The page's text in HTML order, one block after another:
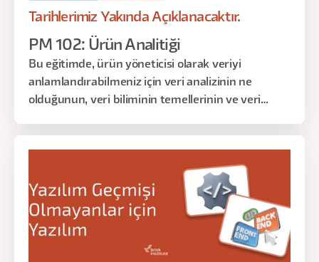
Tarihlerimiz Yakında Açıklanacaktır.
PM 102: Ürün Analitiği
Bu eğitimde, ürün yöneticisi olarak veriyi
anlamlandırabilmeniz için veri analizinin ne
olduğunun, veri biliminin temellerinin ve veri